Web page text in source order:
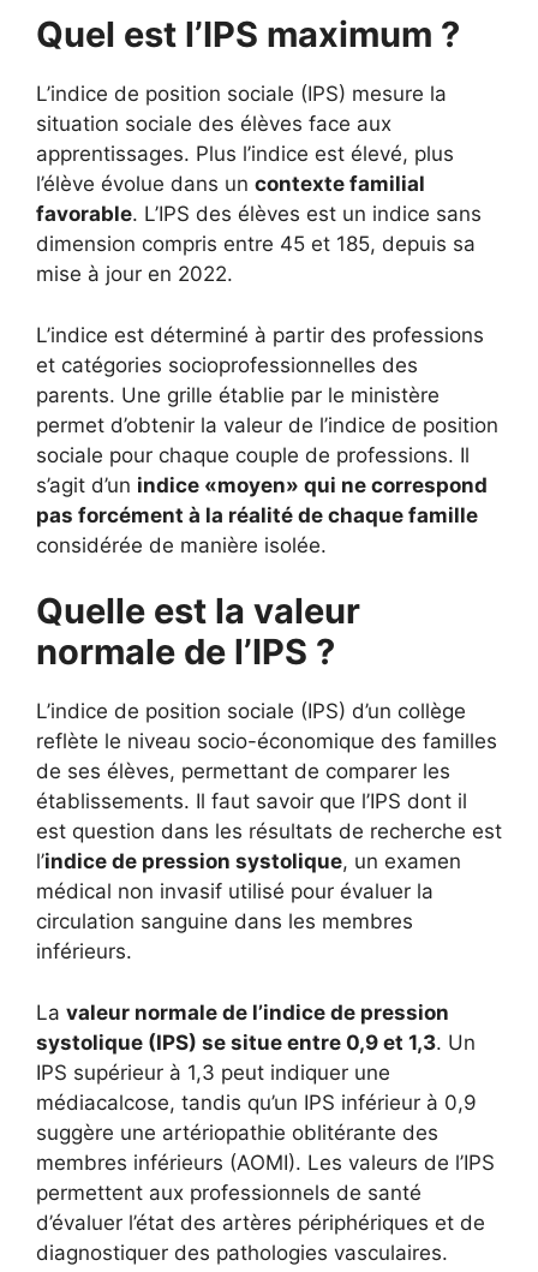
Quel est l’IPS maximum ?
L’indice de position sociale (IPS) mesure la
situation sociale des élèves face aux
apprentissages. Plus l’indice est élevé, plus
l’élève évolue dans un contexte familial
favorable. L’IPS des élèves est un indice sans
dimension compris entre 45 et 185, depuis sa
mise à jour en 2022.
L’indice est déterminé à partir des professions
et catégories socioprofessionnelles des
parents. Une grille établie par le ministère
permet d’obtenir la valeur de l’indice de position
sociale pour chaque couple de professions. Il
s’agit d’un indice «moyen» qui ne correspond
pas forcément à la réalité de chaque famille
considérée de manière isolée.
Quelle est la valeur
normale de l’IPS ?
L’indice de position sociale (IPS) d’un collège
reflète le niveau socio-économique des familles
de ses élèves, permettant de comparer les
établissements. Il faut savoir que l’IPS dont il
est question dans les résultats de recherche est
l’indice de pression systolique, un examen
médical non invasif utilisé pour évaluer la
circulation sanguine dans les membres
inférieurs.
La valeur normale de l’indice de pression
systolique (IPS) se situe entre 0,9 et 1,3. Un
IPS supérieur à 1,3 peut indiquer une
médiacalcose, tandis qu’un IPS inférieur à 0,9
suggère une artériopathie oblitérante des
membres inférieurs (AOMI). Les valeurs de l’IPS
permettent aux professionnels de santé
d’évaluer l’état des artères périphériques et de
diagnostiquer des pathologies vasculaires.